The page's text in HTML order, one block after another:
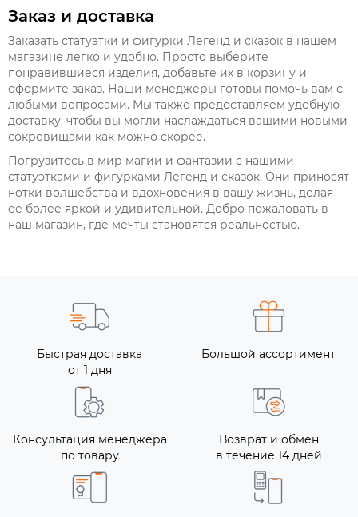
Заказ и доставка
Заказать статуэтки и фигурки Легенд и сказок в нашем
магазине легко и удобно. Просто выберите
понравившиеся изделия, добавьте их в корзину и
оформите заказ. Наши менеджеры готовы помочь вам с
любыми вопросами. Мы также предоставляем удобную
доставку, чтобы вы могли наслаждаться вашими новыми
сокровищами как можно скорее.
Погрузитесь в мир магии и фантазии с нашими
статуэтками и фигурками Легенд и сказок. Они приносят
нотки волшебства и вдохновения в вашу жизнь, делая
ее более яркой и удивительной. Добро пожаловать в
наш магазин, где мечты становятся реальностью.
Быстрая доставка
от 1 дня
Большой ассортимент
Консультация менеджера
по товару
Возврат и обмен
в течение 14 дней